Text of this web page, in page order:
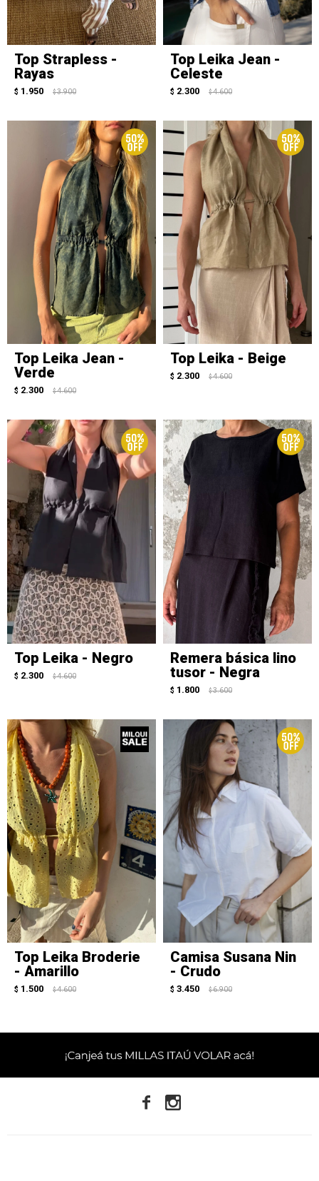
Top Strapless -
Rayas
$ 1.950 $ 3.900
Top Leika Jean -
Celeste
$ 2.300 $ 4.600
Top Leika Jean -
Verde
$ 2.300 $ 4.600
Top Leika - Beige
$ 2.300 $ 4.600
Top Leika - Negro
$ 2.300 $ 4.600
Remera básica lino
tusor - Negra
$ 1.800 $ 3.600
Top Leika Broderie
- Amarillo
$ 1.500 $ 4.600
Camisa Susana Nin
- Crudo
$ 3.450 $ 6.900
 